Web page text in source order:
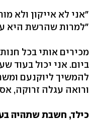
"אני לא אייקון ולא
"למרות שהרשת היא
ביום. אני יכול בעוד
להמשיך ליוקנעם
ורואה עגלה זרוקה,
כילד, חשבת שתהיה